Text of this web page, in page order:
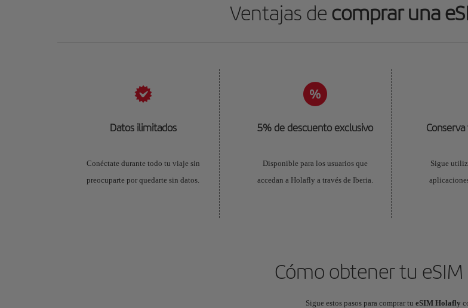
Ventajas de comprar una
Datos ilimitados
Conéctate durante todo tu viaje sin
preocuparte por quedarte sin datos.
5% de descuento exclusivo
Disponible para los usuarios que
accedan a Holafly a través de Iberia.
Sigue
Cómo obtener tu
Sigue estos pasos para comprar tu eSIM Holafly